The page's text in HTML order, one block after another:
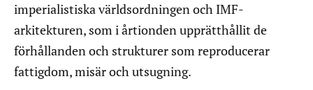
imperialistiska världsordningen och IMF-
arkitekturen, som i årtionden upprätthållit de
förhållanden och strukturer som reproducerar
fattigdom, misär och utsugning.